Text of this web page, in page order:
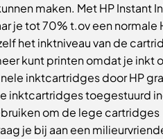
maken. Met HP Instant
je tot 70% t.ov een normale
het inktniveau van de
kunt printen omdat je inkt
inktcartridges door HP
inktcartridges toegestuurd
om de lege cartridges
je bij aan een